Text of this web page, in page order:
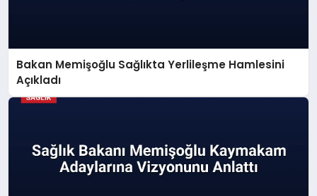
Bakan Memişoğlu Sağlıkta Yerlileşme Hamlesini
Açıkladı